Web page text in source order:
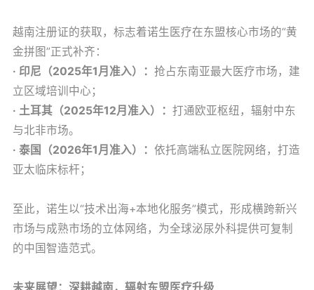
越南注册证的获取，标志着诺生医疗在东盟核心市场的“黄
金拼图”正式补齐：
· 印尼（2025年1月准入）： 抢占东南亚最大医疗市场，建
立区域培训中心；
· 土耳其（2025年12月准入）： 打通欧亚枢纽，辐射中东
与北非市场。
· 泰国（2026年1月准入）： 依托高端私立医院网络，打造
亚太临床标杆；
至此，诺生以“技术出海+本地化服务”模式，形成横跨新兴
市场与成熟市场的立体网络，为全球泌尿外科提供可复制
的中国智造范式。
未来展望：深耕越南，辐射东盟医疗升级